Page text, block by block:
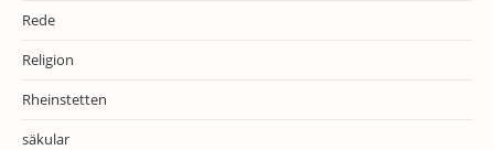
Rede
Religion
Rheinstetten
säkular